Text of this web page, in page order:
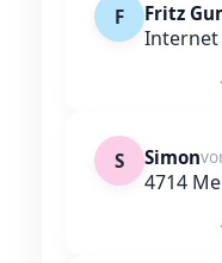
F Fritz
Internet
S Simon
4714